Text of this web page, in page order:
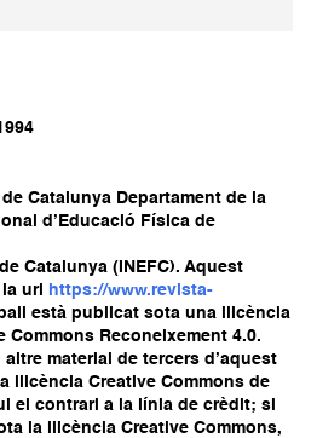
Catalunya Departament de la
d’Educació Física de
Catalunya (INEFC). Aquest
url
https://www.revista-
està publicat sota una llicència
Commons Reconeixement 4.0.
material de tercers d’aquest
llicència Creative Commons de
el contrari a la línia de crèdit; si
la llicència Creative Commons,